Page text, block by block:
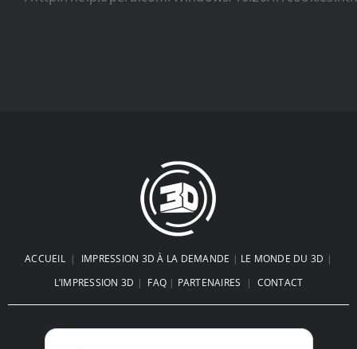
ACCUEIL| IMPRESSION 3D À LA DEMANDE | LE MONDE DU 3D |
L’IMPRESSION 3D | FAQ | PARTENAIRES | CONTACT